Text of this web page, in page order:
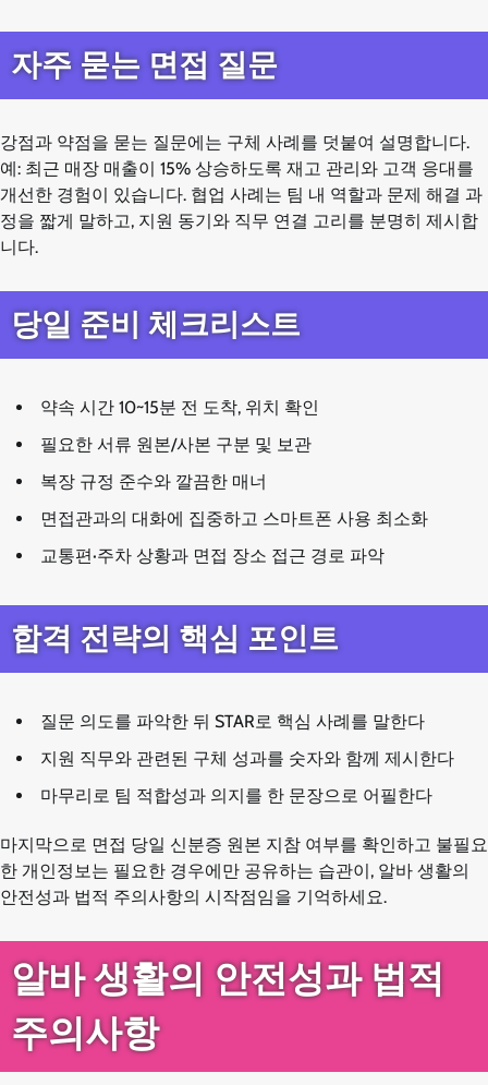
자주 묻는 면접 질문
강점과 약점을 묻는 질문에는 구체 사례를 덧붙여 설명합니다.
예: 최근 매장 매출이 15% 상승하도록 재고 관리와 고객 응대를
개선한 경험이 있습니다. 협업 사례는 팀 내 역할과 문제 해결 과
정을 짧게 말하고, 지원 동기와 직무 연결 고리를 분명히 제시합
니다.
당일 준비 체크리스트
약속 시간 10~15분 전 도착, 위치 확인
필요한 서류 원본/사본 구분 및 보관
복장 규정 준수와 깔끔한 매너
면접관과의 대화에 집중하고 스마트폰 사용 최소화
교통편·주차 상황과 면접 장소 접근 경로 파악
합격 전략의 핵심 포인트
질문 의도를 파악한 뒤 STAR로 핵심 사례를 말한다
지원 직무와 관련된 구체 성과를 숫자와 함께 제시한다
마무리로 팀 적합성과 의지를 한 문장으로 어필한다
마지막으로 면접 당일 신분증 원본 지참 여부를 확인하고 불필요
한 개인정보는 필요한 경우에만 공유하는 습관이, 알바 생활의
안전성과 법적 주의사항의 시작점임을 기억하세요.
알바 생활의 안전성과 법적
주의사항